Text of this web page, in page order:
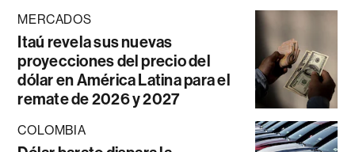
MERCADOS
Itaú revela sus nuevas
proyecciones del precio del
dólar en América Latina para el
remate de 2026 y 2027
COLOMBIA